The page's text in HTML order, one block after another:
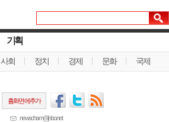
사회 정치 경제 문화 국제
기획
홈화면에추가
newscham@jinbo.net